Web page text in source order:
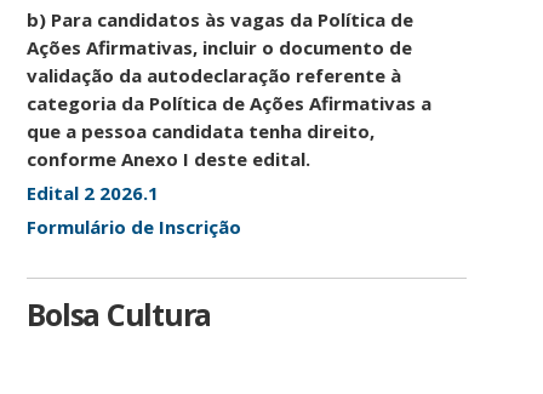
b) Para candidatos às vagas da Política de
Ações Afirmativas, incluir o documento de
validação da autodeclaração referente à
categoria da Política de Ações Afirmativas a
que a pessoa candidata tenha direito,
conforme Anexo I deste edital.
Edital 2 2026.1
Formulário de Inscrição
Bolsa Cultura